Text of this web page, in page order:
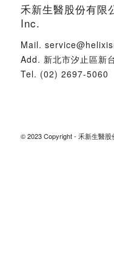
禾新生醫股份有
Inc.
Mail.
Add. 新北市汐止區新
Tel. (02) 2697-5060
© 2023 Copyright - 禾新生醫股